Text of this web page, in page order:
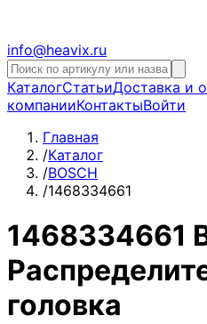
info@heavix.ru
КаталогСтатьиДоставка и
компанииКонтактыВойти
Главная
/Каталог
/BOSCH
/1468334661
1468334661
головка